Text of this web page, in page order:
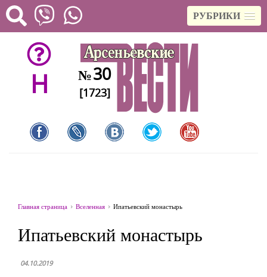
РУБРИКИ
H №30
[1723]
Главная страница Вселенная Ипатьевский монастырь
Ипатьевский монастырь
04.10.2019